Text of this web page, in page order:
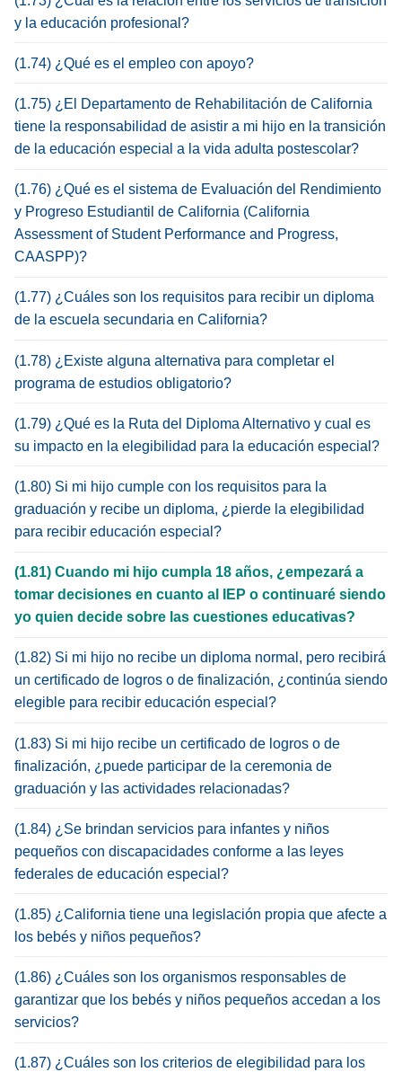
y la educación profesional?
(1.74) ¿Qué es el empleo con apoyo?
(1.75) ¿El Departamento de Rehabilitación de California
tiene la responsabilidad de asistir a mi hijo en la transición
de la educación especial a la vida adulta postescolar?
(1.76) ¿Qué es el sistema de Evaluación del Rendimiento
y Progreso Estudiantil de California (California
Assessment of Student Performance and Progress,
CAASPP)?
(1.77) ¿Cuáles son los requisitos para recibir un diploma
de la escuela secundaria en California?
(1.78) ¿Existe alguna alternativa para completar el
programa de estudios obligatorio?
(1.79) ¿Qué es la Ruta del Diploma Alternativo y cual es
su impacto en la elegibilidad para la educación especial?
(1.80) Si mi hijo cumple con los requisitos para la
graduación y recibe un diploma, ¿pierde la elegibilidad
para recibir educación especial?
(1.81) Cuando mi hijo cumpla 18 años, ¿empezará a
tomar decisiones en cuanto al IEP o continuaré siendo
yo quien decide sobre las cuestiones educativas?
(1.82) Si mi hijo no recibe un diploma normal, pero recibirá
un certificado de logros o de finalización, ¿continúa siendo
elegible para recibir educación especial?
(1.83) Si mi hijo recibe un certificado de logros o de
finalización, ¿puede participar de la ceremonia de
graduación y las actividades relacionadas?
(1.84) ¿Se brindan servicios para infantes y niños
pequeños con discapacidades conforme a las leyes
federales de educación especial?
(1.85) ¿California tiene una legislación propia que afecte a
los bebés y niños pequeños?
(1.86) ¿Cuáles son los organismos responsables de
garantizar que los bebés y niños pequeños accedan a los
servicios?
(1.87) ¿Cuáles son los criterios de elegibilidad para los